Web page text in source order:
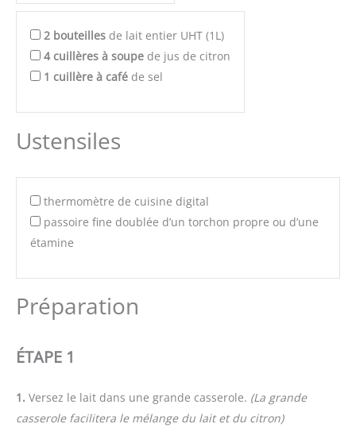
2 bouteilles de lait entier UHT (1L)
4 cuillères à soupe de jus de citron
1 cuillère à café de sel
Ustensiles
thermomètre de cuisine digital
passoire fine doublée d’un torchon propre ou d’une
étamine
Préparation
ÉTAPE 1
1. Versez le lait dans une grande casserole. (La grande
casserole facilitera le mélange du lait et du citron)